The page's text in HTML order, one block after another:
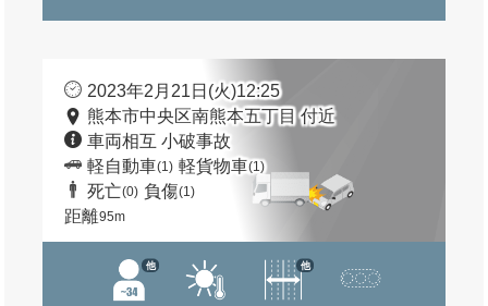
2023年2月21日(火)12:25
熊本市中央区南熊本五丁目 付近
車両相互 小破事故
軽自動車(1) 軽貨物車(1)
死亡(0) 負傷(1)
距離95m
他 他